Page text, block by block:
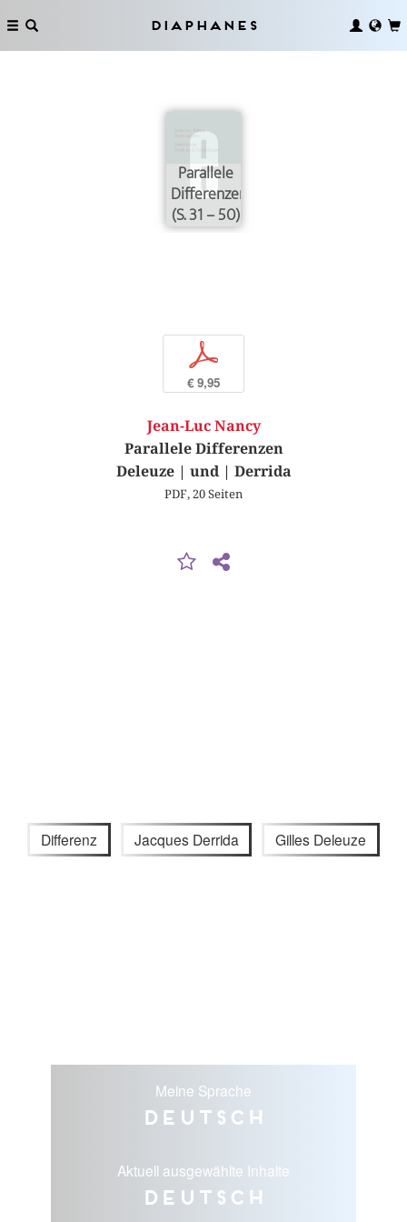
Diaphanes
Parallele
Differenzen
(S. 31 – 50)
p
€ 9,95
Jean-Luc Nancy
Parallele Differenzen
Deleuze | und | Derrida
PDF, 20 Seiten
Differenz Jacques Derrida Gilles Deleuze
Meine Sprache
Deutsch
Aktuell ausgewählte Inhalte
Deutsch